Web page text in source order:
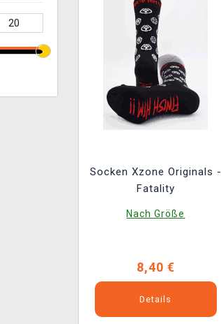
Socken Xzone Originals -
Fatality
Nach Größe
8,40 €
Details